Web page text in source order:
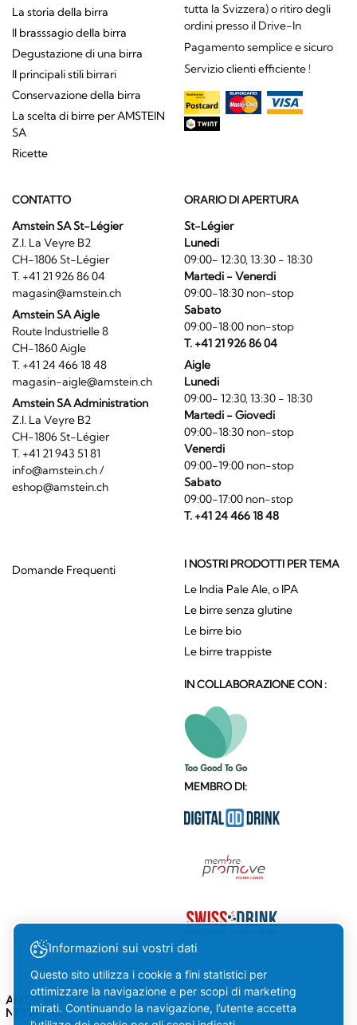
La storia della birra
Il brasssagio della birra
Degustazione di una birra
Il principali stili birrari
Conservazione della birra
La scelta di birre per AMSTEIN
SA
Ricette
tutta la Svizzera) o ritiro degli
ordini presso il Drive-In
Pagamento semplice e sicuro
Servizio clienti efficiente !
CONTATTO
Amstein SA St-Légier
Z.I. La Veyre B2
CH-1806 St-Légier
T. +41 21 926 86 04
magasin@amstein.ch
Amstein SA Aigle
Route Industrielle 8
CH-1860 Aigle
T. +41 24 466 18 48
magasin-aigle@amstein.ch
Amstein SA Administration
Z.I. La Veyre B2
CH-1806 St-Légier
T. +41 21 943 51 81
info@amstein.ch/
eshop@amstein.ch
ORARIO DI APERTURA
St-Légier
Lunedi
09:00- 12:30, 13:30 - 18:30
Martedi - Venerdi
09:00-18:30 non-stop
Sabato
09:00-18:00 non-stop
T. +41 21 926 86 04
Aigle
Lunedi
09:00- 12:30, 13:30 - 18:30
Martedi - Giovedi
09:00-18:30 non-stop
Venerdi
09:00-19:00 non-stop
Sabato
09:00-17:00 non-stop
T. +41 24 466 18 48
Domande Frequenti I NOSTRI PRODOTTI PER TEMA
Le India Pale Ale, o IPA
Le birre senza glutine
Le birre bio
Le birre trappiste
IN COLLABORAZIONE CON :
MEMBRO DI:
AMSTEIN SUI SOCIAL
NETWORK
Informazioni sui vostri dati
Questo sito utilizza i cookie a fini statistici per
ottimizzare la navigazione e per scopi di marketing
mirati. Continuando la navigazione, l’utente accetta